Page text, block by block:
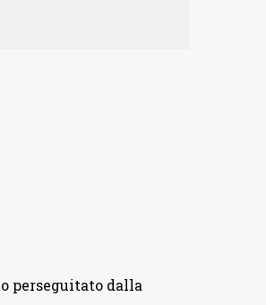
perseguitato dalla